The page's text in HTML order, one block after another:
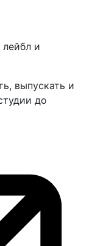
и
выпускать и
до